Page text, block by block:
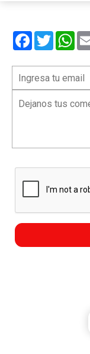
Facebook
Twitter